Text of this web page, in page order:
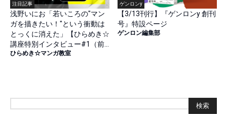
注目記事
浅野いにお「若いころの"マン
ガを描きたい！"という衝動は
とっくに消えた」【ひらめき☆
講座特別インタビュー#1（前
篇）】
ひらめき☆マンガ教室
ゲンロンy
【3/13刊行】『ゲンロンy 創刊
号』特設ページ
ゲンロン編集部
検索